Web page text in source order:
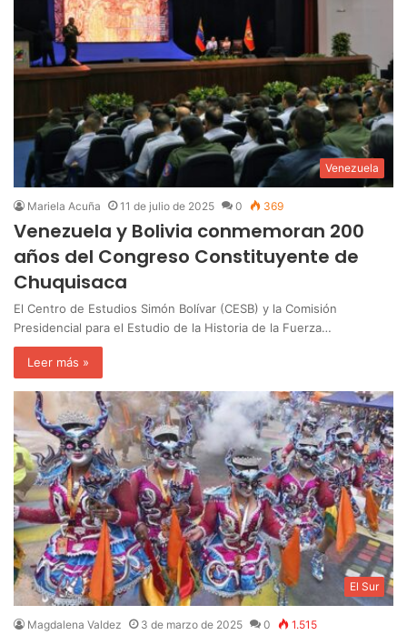
Venezuela
Mariela Acuña 11 de julio de 2025 0 369
Venezuela y Bolivia conmemoran 200
años del Congreso Constituyente de
Chuquisaca
El Centro de Estudios Simón Bolívar (CESB) y la Comisión
Presidencial para el Estudio de la Historia de la Fuerza…
Leer más »
El Sur
Magdalena Valdez 3 de marzo de 2025 0 1.515